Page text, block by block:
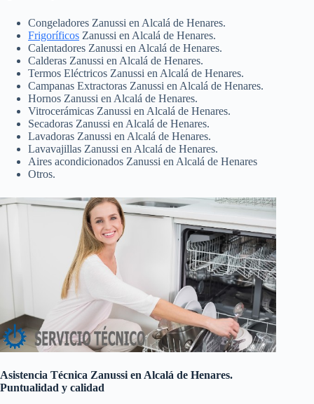
Congeladores Zanussi en Alcalá de Henares.
Frigoríficos Zanussi en Alcalá de Henares.
Calentadores Zanussi en Alcalá de Henares.
Calderas Zanussi en Alcalá de Henares.
Termos Eléctricos Zanussi en Alcalá de Henares.
Campanas Extractoras Zanussi en Alcalá de Henares.
Hornos Zanussi en Alcalá de Henares.
Vitrocerámicas Zanussi en Alcalá de Henares.
Secadoras Zanussi en Alcalá de Henares.
Lavadoras Zanussi en Alcalá de Henares.
Lavavajillas Zanussi en Alcalá de Henares.
Aires acondicionados Zanussi en Alcalá de Henares
Otros.
Asistencia Técnica Zanussi en Alcalá de Henares.
Puntualidad y calidad